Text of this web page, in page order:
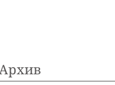
Архив